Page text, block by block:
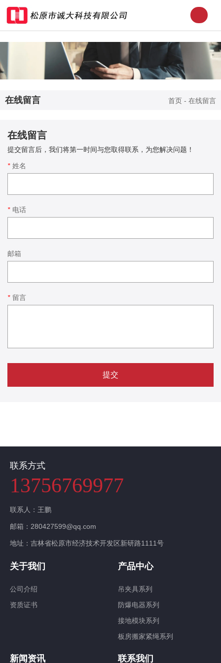
在线留言 首页 - 在线留言
在线留言
提交留言后，我们将第一时间与您取得联系，为您解决问题！
* 姓名
* 电话
邮箱
* 留言
提交
联系方式
13756769977
联系人：王鹏
邮箱：280427599@qq.com
地址：吉林省松原市经济技术开发区新研路1111号
关于我们
公司介绍
资质证书
产品中心
吊夹具系列
防爆电器系列
接地模块系列
板房搬家紧绳系列
新闻资讯 联系我们